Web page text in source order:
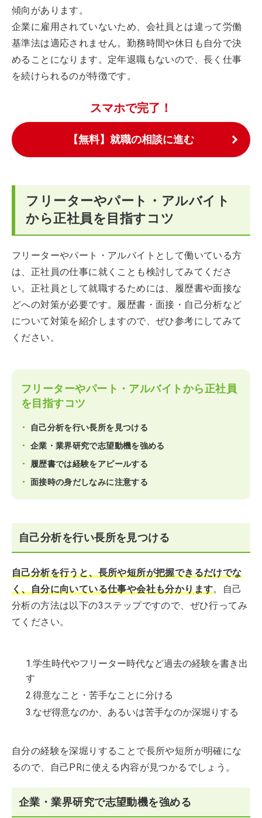
傾向があります。
企業に雇用されていないため、会社員とは違って労働
基準法は適応されません。勤務時間や休日も自分で決
めることになります。定年退職もないので、長く仕事
を続けられるのが特徴です。
スマホで完了！
【無料】就職の相談に進む
フリーターやパート・アルバイト
から正社員を目指すコツ
フリーターやパート・アルバイトとして働いている方
は、正社員の仕事に就くことも検討してみてくださ
い。正社員として就職するためには、履歴書や面接な
どへの対策が必要です。履歴書・面接・自己分析など
について対策を紹介しますので、ぜひ参考にしてみて
ください。
フリーターやパート・アルバイトから正社員
を目指すコツ
自己分析を行い長所を見つける
企業・業界研究で志望動機を強める
履歴書では経験をアピールする
面接時の身だしなみに注意する
自己分析を行い長所を見つける
自己分析を行うと、長所や短所が把握できるだけでな
く、自分に向いている仕事や会社も分かります。自己
分析の方法は以下の3ステップですので、ぜひ行ってみ
てください。
1.学生時代やフリーター時代など過去の経験を書き出
す
2.得意なこと・苦手なことに分ける
3.なぜ得意なのか、あるいは苦手なのか深堀りする
自分の経験を深堀りすることで長所や短所が明確にな
るので、自己PRに使える内容が見つかるでしょう。
企業・業界研究で志望動機を強める